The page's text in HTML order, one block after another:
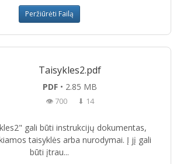
Peržiūrėti Failą
Taisykles2.pdf
PDF• 2.85 MB
👁 700 ⬇ 14
gali būti instrukcijų dokumentas,
taisyklės arba nurodymai. Į jį gali
būti įtrau...